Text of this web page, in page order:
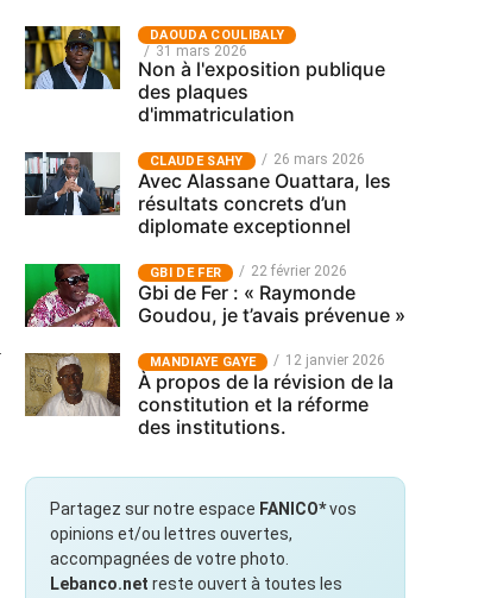
‎DAOUDA COULIBALY
31 mars 2026
Non à l'exposition publique
des plaques
d'immatriculation
CLAUDE SAHY 26 mars 2026
Avec Alassane Ouattara, les
résultats concrets d’un
diplomate exceptionnel
GBI DE FER 22 février 2026
Gbi de Fer : « Raymonde
Goudou, je t’avais prévenue »
MANDIAYE GAYE 12 janvier 2026
À propos de la révision de la
constitution et la réforme
des institutions.
Partagez sur notre espace FANICO*vos
opinions et/ou lettres ouvertes,
accompagnées de votre photo.
Lebanco.net reste ouvert à toutes les